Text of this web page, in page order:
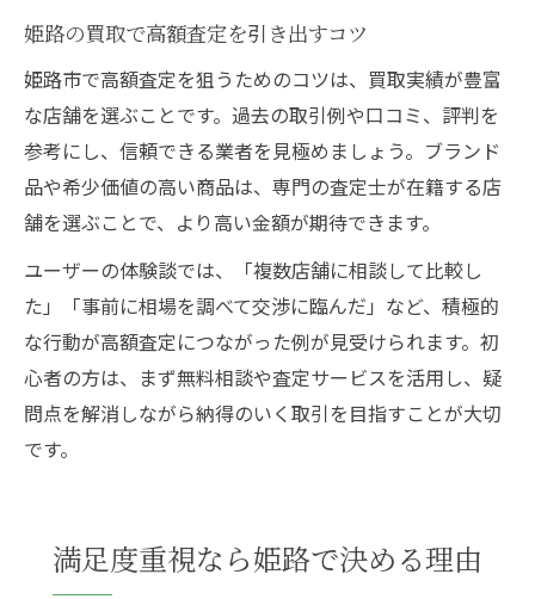
姫路の買取で高額査定を引き出すコツ
姫路市で高額査定を狙うためのコツは、買取実績が豊富
な店舗を選ぶことです。過去の取引例や口コミ、評判を
参考にし、信頼できる業者を見極めましょう。ブランド
品や希少価値の高い商品は、専門の査定士が在籍する店
舗を選ぶことで、より高い金額が期待できます。
ユーザーの体験談では、「複数店舗に相談して比較し
た」「事前に相場を調べて交渉に臨んだ」など、積極的
な行動が高額査定につながった例が見受けられます。初
心者の方は、まず無料相談や査定サービスを活用し、疑
問点を解消しながら納得のいく取引を目指すことが大切
です。
満足度重視なら姫路で決める理由